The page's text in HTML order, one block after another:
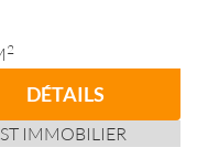
2
DÉTAILS
IMMOBILIER